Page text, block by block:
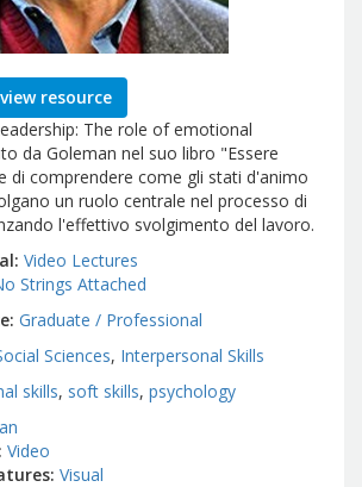
view resource
The role of emotional
da Goleman nel suo libro "Essere
di comprendere come gli stati d'animo
un ruolo centrale nel processo di
l'effettivo svolgimento del lavoro.
Video Lectures
Strings Attached
Graduate / Professional
Sciences Interpersonal Skills
skills soft skills psychology
Video
Visual